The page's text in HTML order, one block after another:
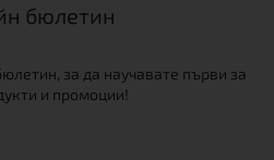
бюлетин
за да научавате първи за
и промоции!